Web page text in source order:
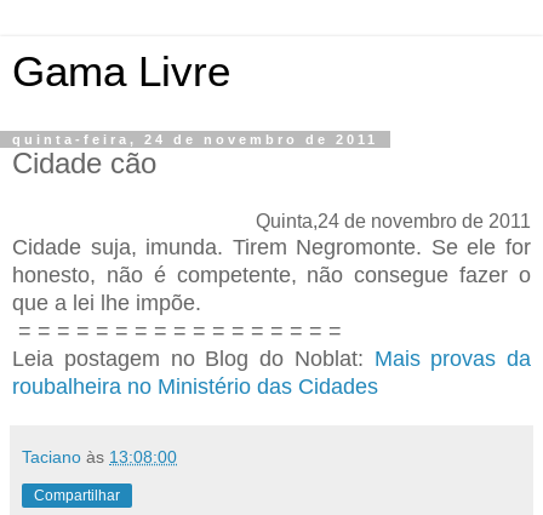
Gama Livre
quinta-feira, 24 de novembro de 2011
Cidade cão
Quinta,24 de novembro de 2011
Cidade suja, imunda. Tirem Negromonte. Se ele for
honesto, não é competente, não consegue fazer o
que a lei lhe impõe.
= = = = = = = = = = = = = = = = =
Leia postagem no Blog do Noblat: Mais provas da
roubalheira no Ministério das Cidades
Taciano às 13:08:00
Compartilhar